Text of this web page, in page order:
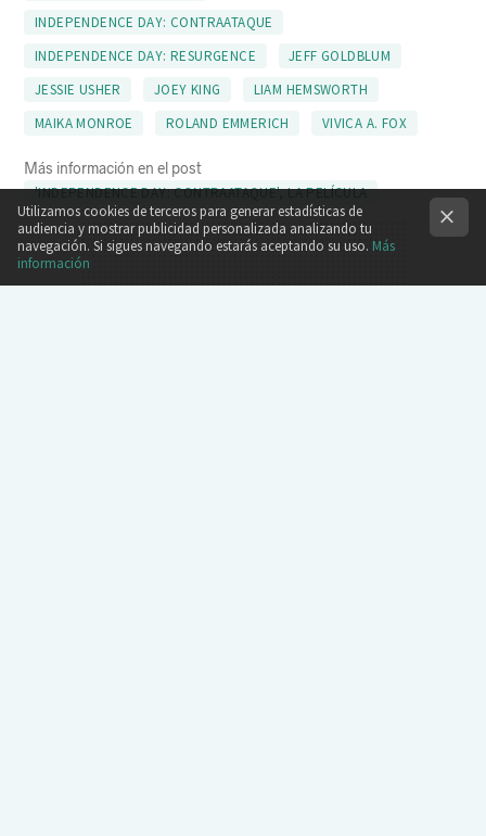
INDEPENDENCE DAY: CONTRAATAQUE
INDEPENDENCE DAY: RESURGENCE
JEFF GOLDBLUM
JESSIE USHER
JOEY KING
LIAM HEMSWORTH
MAIKA MONROE
ROLAND EMMERICH VIVICA A. FOX
Más información en el post
'INDEPENDENCE DAY: CONTRAATAQUE', LA PELÍCULA
Utilizamos cookies de terceros para generar estadísticas de
audiencia y mostrar publicidad personalizada analizando tu
navegación. Si sigues navegando estarás aceptando su uso. Más
información